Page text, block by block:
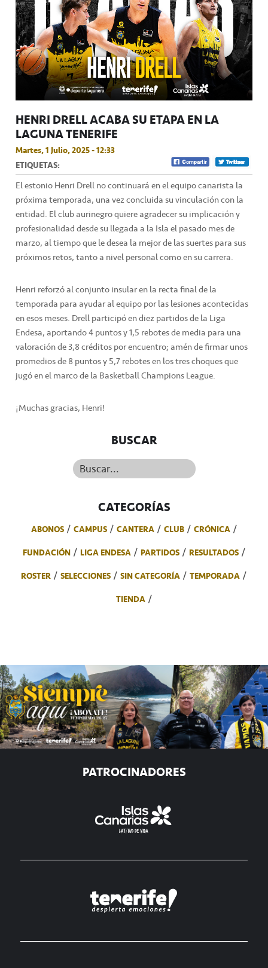
HENRI DRELL ACABA SU ETAPA EN LA
LAGUNA TENERIFE
Martes, 1 Julio, 2025 - 12:33
ETIQUETAS:
El estonio Henri Drell no continuará en el equipo canarista la
próxima temporada, una vez concluida su vinculación con la
entidad. El club aurinegro quiere agradecer su implicación y
profesionalidad desde su llegada a la Isla el pasado mes de
marzo, al tiempo que le desea la mejor de las suertes para sus
próximos retos, tanto a nivel personal como en su carrera.
Henri reforzó al conjunto insular en la recta final de la
temporada para ayudar al equipo por las lesiones acontecidas
en esos meses. Drell participó en diez partidos de la Liga
Endesa, aportando 4 puntos y 1,5 rebotes de media para una
valoración de 3,8 créditos por encuentro; amén de firmar unos
promedios de 8 puntos y 5,7 rebotes en los tres choques que
jugó en el marco de la Basketball Champions League.
¡Muchas gracias, Henri!
BUSCAR
Buscar...
CATEGORÍAS
ABONOS CAMPUS CANTERA CLUB
CRÓNICA
FUNDACIÓN
LIGA ENDESA PARTIDOS
RESULTADOS
ROSTER
SELECCIONES SIN CATEGORÍA
TEMPORADA
TIENDA
PATROCINADORES